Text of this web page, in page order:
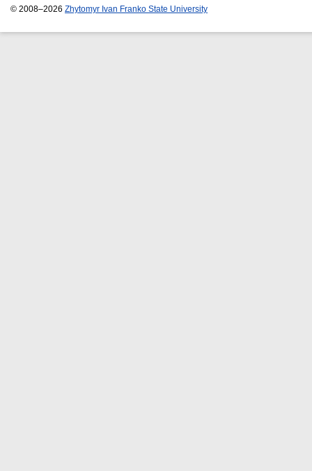
© 2008–2026 Zhytomyr Ivan Franko State University